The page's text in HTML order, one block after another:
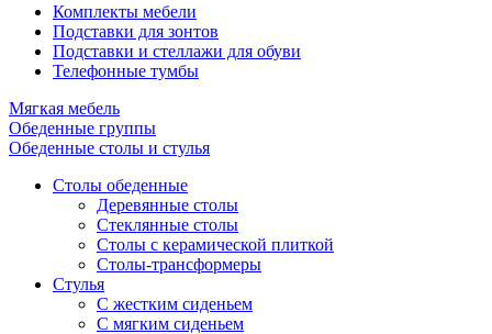
Комплекты мебели
Подставки для зонтов
Подставки и стеллажи для обуви
Телефонные тумбы
Мягкая мебель
Обеденные группы
Обеденные столы и стулья
Столы обеденные
Деревянные столы
Стеклянные столы
Столы с керамической плиткой
Столы-трансформеры
Стулья
С жестким сиденьем
С мягким сиденьем